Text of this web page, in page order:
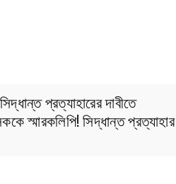
প্রত্যাহারের দাবীতে
স্মারকলিপি! সিদ্ধান্ত প্রত্যাহার